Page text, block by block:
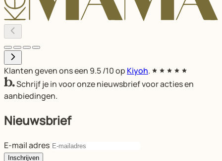
Klanten geven ons een 9.5/10 op Kiyoh.
Schrijf je in voor onze nieuwsbrief voor acties en
aanbiedingen.
Nieuwsbrief
E-mail adres
Inschrijven